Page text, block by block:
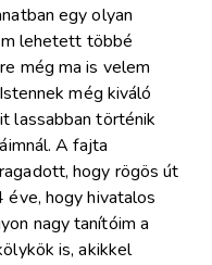
egy olyan
lehetett többé
még ma is velem
még kiváló
lassabban történik
A fajta
hogy rögös út
éve, hogy hivatalos
nagy tanítóim a
is, akikkel